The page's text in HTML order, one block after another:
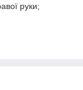
руки;